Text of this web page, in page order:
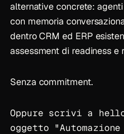
alternative concrete:
con memoria
dentro CRM ed ERP
assessment di readiness e
Senza commitment.
Oppure scrivi a
oggetto